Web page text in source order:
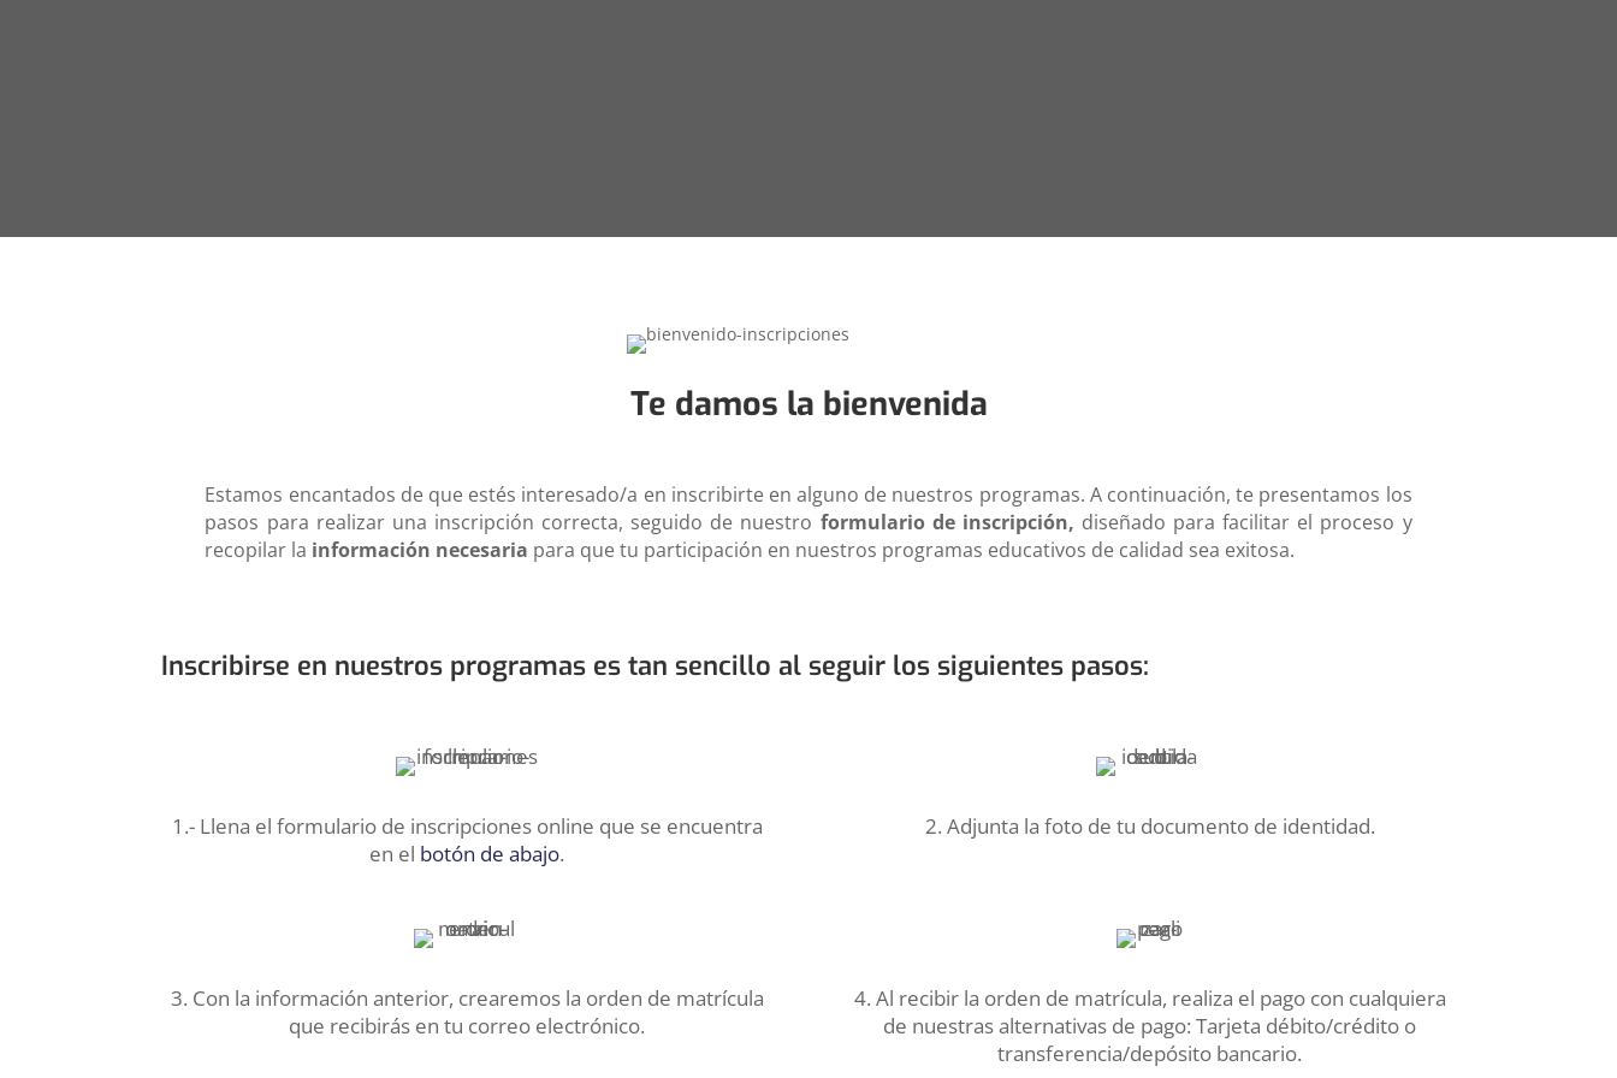
Te damos la bienvenida
Estamos encantados de que estés interesado/a en inscribirte en alguno de nuestros programas. A continuación, te presentamos los
pasos para realizar una inscripción correcta, seguido de nuestro formulario de inscripción, diseñado para facilitar el proceso y
recopilar la información necesaria para que tu participación en nuestros programas educativos de calidad sea exitosa.
Inscribirse en nuestros programas es tan sencillo al seguir los siguientes pasos:
1.- Llena el formulario de inscripciones online que se encuentra
en el botón de abajo.
2. Adjunta la foto de tu documento de identidad.
3. Con la información anterior, crearemos la orden de matrícula
que recibirás en tu correo electrónico.
4. Al recibir la orden de matrícula, realiza el pago con cualquiera
de nuestras alternativas de pago: Tarjeta débito/crédito o
transferencia/depósito bancario.